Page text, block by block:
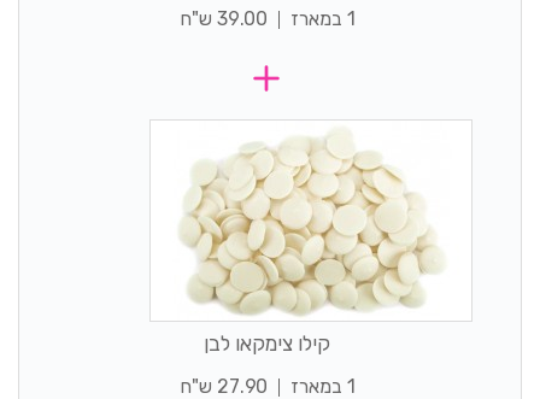
1 במארז 39.00 ש"ח
קילו צימקאו לבן
1 במארז 27.90 ש"ח